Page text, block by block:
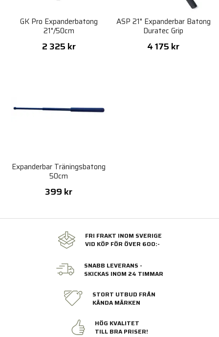
GK Pro Expanderbatong
21"/50cm
2 325 kr
ASP 21" Expanderbar Batong
Duratec Grip
4 175 kr
Expanderbar Träningsbatong
50cm
399 kr
FRI FRAKT INOM SVERIGE
VID KÖP FÖR ÖVER 600:-
SNABB LEVERANS -
SKICKAS INOM 24 TIMMAR
STORT UTBUD FRÅN
KÄNDA MÄRKEN
HÖG KVALITET
TILL BRA PRISER!